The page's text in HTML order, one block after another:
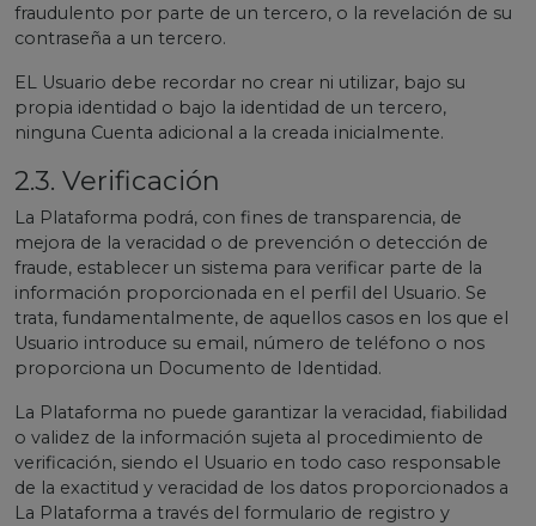
fraudulento por parte de un tercero, o la revelación de su
contraseña a un tercero.
EL Usuario debe recordar no crear ni utilizar, bajo su
propia identidad o bajo la identidad de un tercero,
ninguna Cuenta adicional a la creada inicialmente.
2.3. Verificación
La Plataforma podrá, con fines de transparencia, de
mejora de la veracidad o de prevención o detección de
fraude, establecer un sistema para verificar parte de la
información proporcionada en el perfil del Usuario. Se
trata, fundamentalmente, de aquellos casos en los que el
Usuario introduce su email, número de teléfono o nos
proporciona un Documento de Identidad.
La Plataforma no puede garantizar la veracidad, fiabilidad
o validez de la información sujeta al procedimiento de
verificación, siendo el Usuario en todo caso responsable
de la exactitud y veracidad de los datos proporcionados a
La Plataforma a través del formulario de registro y